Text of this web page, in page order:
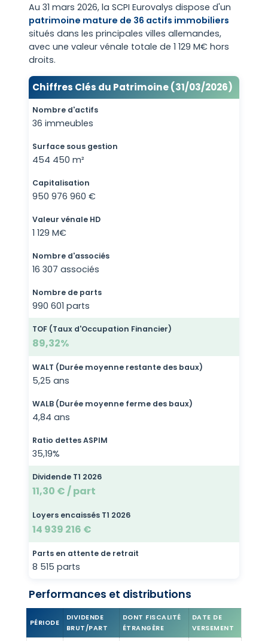
Au 31 mars 2026, la SCPI Eurovalys dispose d'un
patrimoine mature de 36 actifs immobiliers
situés dans les principales villes allemandes,
avec une valeur vénale totale de 1 129 M€ hors
droits.
Chiffres Clés du Patrimoine (31/03/2026)
Nombre d'actifs
36 immeubles
Surface sous gestion
454 450 m²
Capitalisation
950 976 960 €
Valeur vénale HD
1 129 M€
Nombre d'associés
16 307 associés
Nombre de parts
990 601 parts
TOF (Taux d'Occupation Financier)
89,32%
WALT (Durée moyenne restante des baux)
5,25 ans
WALB (Durée moyenne ferme des baux)
4,84 ans
Ratio dettes ASPIM
35,19%
Dividende T1 2026
11,30 € / part
Loyers encaissés T1 2026
14 939 216 €
Parts en attente de retrait
8 515 parts
Performances et distributions
PÉRIODE
DIVIDENDE
BRUT/PART
DONT FISCALITÉ
ÉTRANGÈRE
DATE DE
VERSEMENT